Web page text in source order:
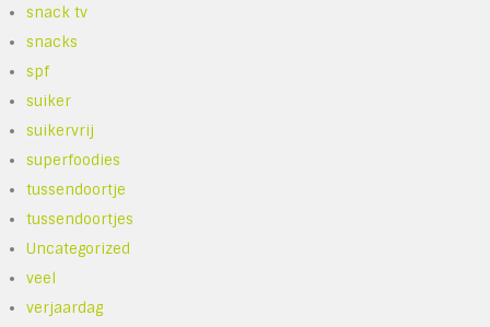
snack tv
snacks
spf
suiker
suikervrij
superfoodies
tussendoortje
tussendoortjes
Uncategorized
veel
verjaardag